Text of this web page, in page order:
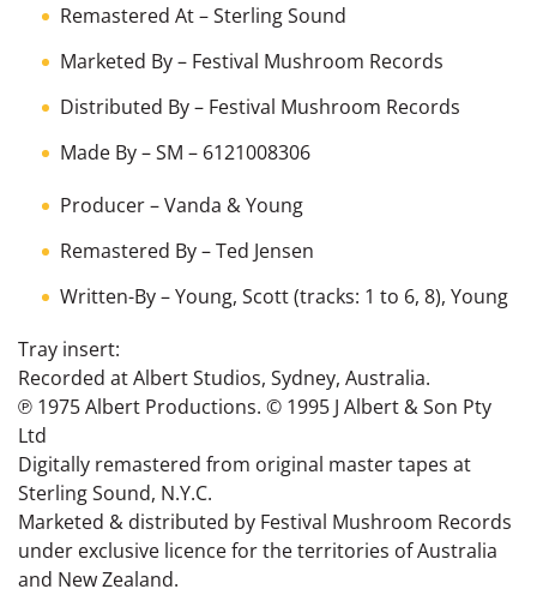
Remastered At– Sterling Sound
Marketed By– Festival Mushroom Records
Distributed By– Festival Mushroom Records
Made By– SM – 6121008306
Producer–Vanda & Young
Remastered By–Ted Jensen
Written-By–Young, Scott(tracks: 1 to 6, 8), Young
Tray insert:
Recorded at Albert Studios, Sydney, Australia.
℗ 1975 Albert Productions. © 1995 J Albert & Son Pty
Ltd
Digitally remastered from original master tapes at
Sterling Sound, N.Y.C.
Marketed & distributed by Festival Mushroom Records
under exclusive licence for the territories of Australia
and New Zealand.